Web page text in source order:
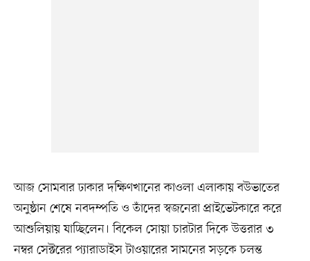
আজ সোমবার ঢাকার দক্ষিণখানের কাওলা এলাকায় বউভাতের
অনুষ্ঠান শেষে নবদম্পতি ও তাঁদের স্বজনেরা প্রাইভেটকারে করে
আশুলিয়ায় যাচ্ছিলেন। বিকেল সোয়া চারটার দিকে উত্তরার ৩
নম্বর সেক্টরের প্যারাডাইস টাওয়ারের সামনের সড়কে চলন্ত